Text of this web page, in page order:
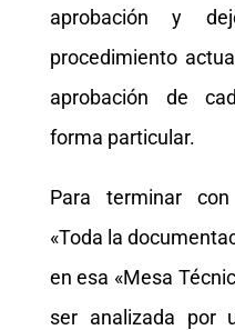
aprobación y
procedimiento
aprobación de
forma particular.
Para terminar
«Toda la
en esa «Mesa
ser analizada por